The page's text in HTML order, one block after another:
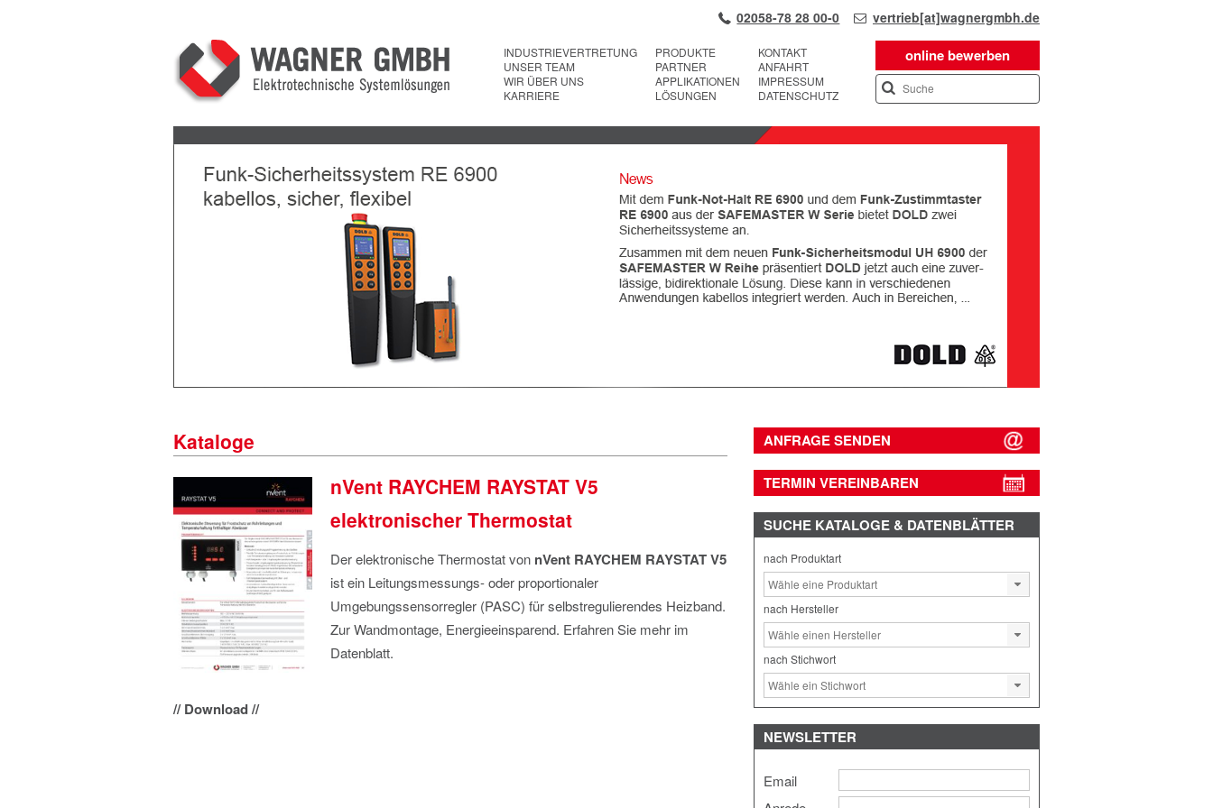
02058-78 28 00-0 vertrieb[at]wagnergmbh.de
online bewerben
INDUSTRIEVERTRETUNG
UNSER TEAM
WIR ÜBER UNS
KARRIERE
PRODUKTE
PARTNER
APPLIKATIONEN
LÖSUNGEN
KONTAKT
ANFAHRT
IMPRESSUM
DATENSCHUTZ
Next
Kataloge
nVent RAYCHEM RAYSTAT V5
elektronischer Thermostat
Der elektronische Thermostat von nVent RAYCHEM RAYSTAT V5
ist ein Leitungsmessungs- oder proportionaler
Umgebungssensorregler (PASC) für selbstregulierendes Heizband.
Zur Wandmontage, Energieeinsparend. Erfahren Sie mehr im
Datenblatt.
// Download //
ANFRAGE SENDEN
TERMIN VEREINBAREN
SUCHE KATALOGE & DATENBLÄTTER
nach Produktart
nach Hersteller
nach Stichwort
NEWSLETTER
Email